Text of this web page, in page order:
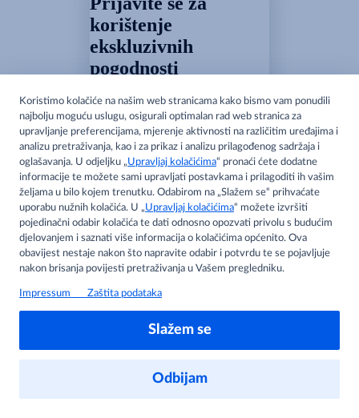
korištenje
ekskluzivnih
pogodnosti
Pristup personaliziranom
sadržaju
Pogledaj akcijske cijene
Spremi proizvode na popis
Prijava Ne, hvala